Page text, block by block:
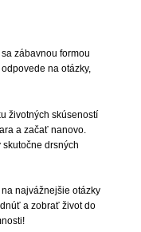
zábavnou formou
na otázky,
životných skúseností
a začať nanovo.
drsných
najvážnejšie otázky
a zobrať život do